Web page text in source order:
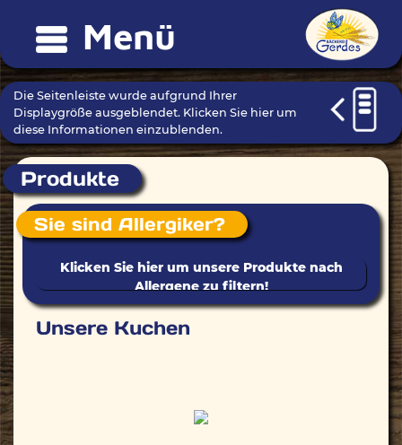
Menü
Die Seitenleiste wurde aufgrund Ihrer
Displaygröße ausgeblendet. Klicken Sie hier um
diese Informationen einzublenden.
Produkte
Sie sind Allergiker?
Unsere Kuchen